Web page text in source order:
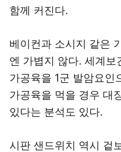
함께 커진다.
베이컨과 소시지 같은
엔 가볍지 않다. 세계보
가공육을 1군 발암요인
가공육을 먹을 경우 대
있다는 분석도 있다.
시판 샌드위치 역시 겉